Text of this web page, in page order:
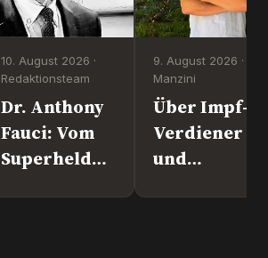
10. August 2026 ·
Redaktionsteam
Dr. Anthony
Fauci: Vom
Superhelden
9. August 2026 ·
Manzini
Über Impf-
Verdiener
und